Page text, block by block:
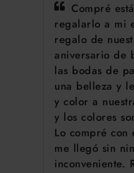
Compré
regalarlo a mi
regalo de
aniversario de
las bodas de
una belleza y
y color a
y los colores
Lo compré con
me llegó sin
inconveniente.